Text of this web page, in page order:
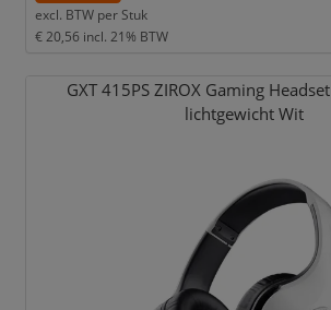
excl. BTW per Stuk
€ 20,56 incl. 21% BTW
GXT 415PS ZIROX Gaming
lichtgewicht Wit